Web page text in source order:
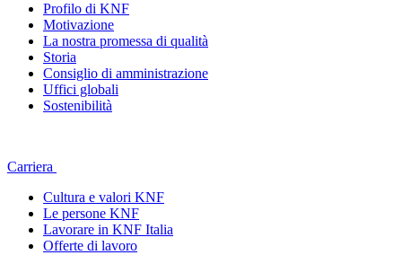
Profilo di KNF
Motivazione
La nostra promessa di qualità
Storia
Consiglio di amministrazione
Uffici globali
Sostenibilità
Carriera
Cultura e valori KNF
Le persone KNF
Lavorare in KNF Italia
Offerte di lavoro